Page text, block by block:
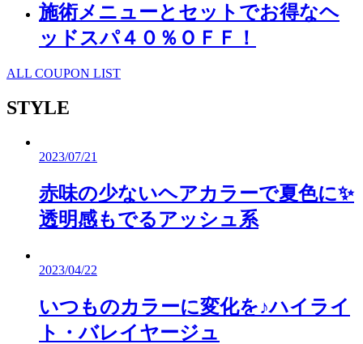
施術メニューとセットでお得なヘ
ッドスパ４０％ＯＦＦ！
ALL COUPON LIST
STYLE
2023/07/21
赤味の少ないヘアカラーで夏色に✨
透明感もでるアッシュ系
2023/04/22
いつものカラーに変化を♪ハイライ
ト・バレイヤージュ